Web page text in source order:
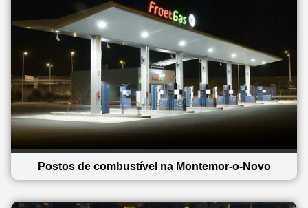
Postos de combustível na Montemor-o-Novo